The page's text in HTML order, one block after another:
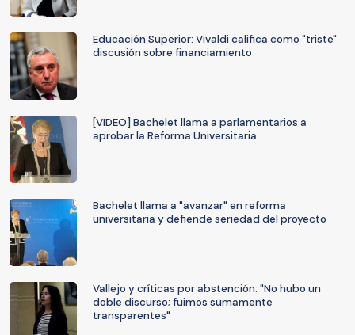
Educación Superior: Vivaldi califica como "triste"
discusión sobre financiamiento
[VIDEO] Bachelet llama a parlamentarios a
aprobar la Reforma Universitaria
Bachelet llama a "avanzar" en reforma
universitaria y defiende seriedad del proyecto
Vallejo y críticas por abstención: "No hubo un
doble discurso; fuimos sumamente
transparentes"